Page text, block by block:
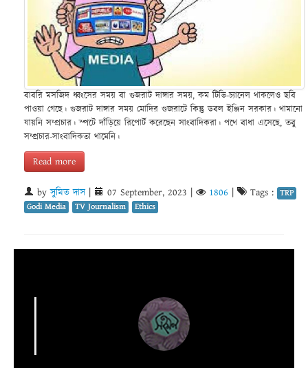
বাবরি মসজিদ ধ্বংসের সময় বা গুজরাট দাঙ্গার সময়, কম টিভি-চ্যানেল থাকলেও ছবি
পাওয়া গেছে। গুজরাট দাঙ্গার সময় মোদির গুজরাটে কিন্তু ডবল ইঞ্জিন সরকার। থামানো
যায়নি সম্প্রচার। স্পটে দাঁড়িয়ে রিপোর্ট করেছেন সাংবাদিকরা। পথে বাধা এসেছে, তবু
সম্প্রচার-সাংবাদিকতা থামেনি।
Read more
byসুমিত দাস| 07 September, 2023 1806 Tags : TRP
Godi Media
TV Journalism Ethics